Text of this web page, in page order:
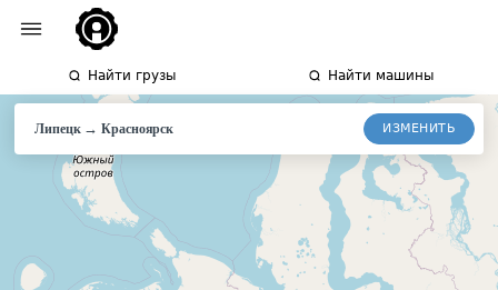
Найти грузы Найти машины
Липецк→Красноярск ИЗМЕНИТЬ